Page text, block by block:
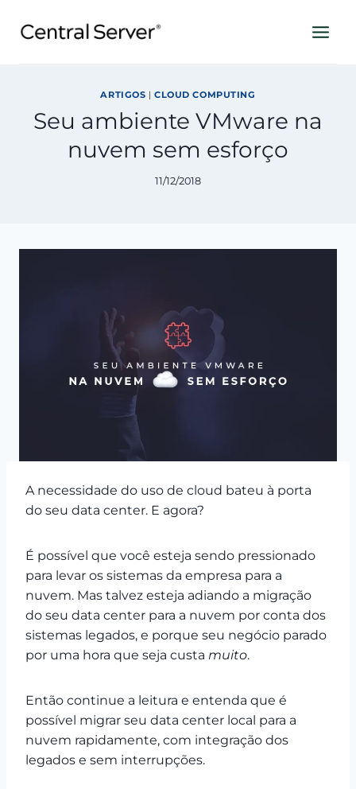
para
ARTIGOS |CLOUD COMPUTING
Seu ambiente VMware na
nuvem sem esforço
11/12/2018
A necessidade do uso de cloud bateu à porta
do seu data center. E agora?
É possível que você esteja sendo pressionado
para levar os sistemas da empresa para a
nuvem. Mas talvez esteja adiando a migração
do seu data center para a nuvem por conta dos
sistemas legados, e porque seu negócio parado
por uma hora que seja custa muito.
Então continue a leitura e entenda que é
possível migrar seu data center local para a
nuvem rapidamente, com integração dos
legados e sem interrupções.